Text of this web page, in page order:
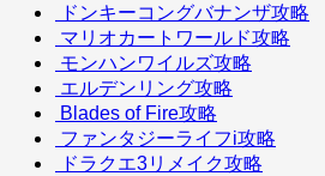
ドンキーコングバナンザ攻略
マリオカートワールド攻略
モンハンワイルズ攻略
エルデンリング攻略
Blades of Fire攻略
ファンタジーライフi攻略
ドラクエ3リメイク攻略